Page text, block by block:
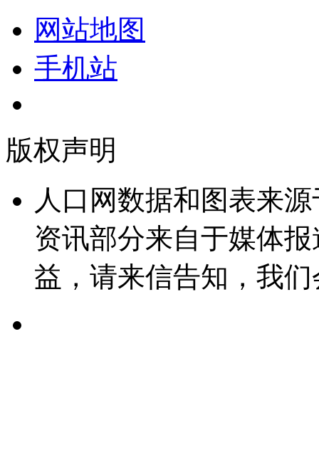
网站地图
手机站
版权声明
人口网数据和图表来
资讯部分来自于媒体
益，请来信告知，我